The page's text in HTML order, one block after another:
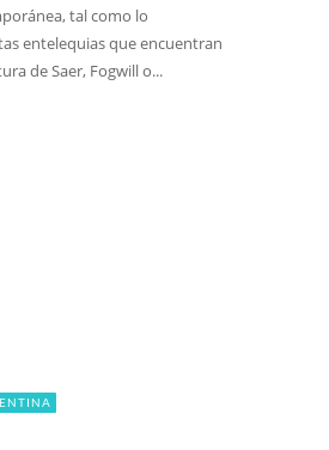
tal como lo
entelequias que encuentran
de Saer, Fogwill o...